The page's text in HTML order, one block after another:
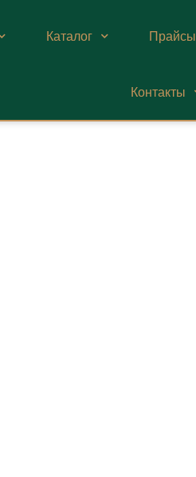
Каталог Прайсы
Контакты